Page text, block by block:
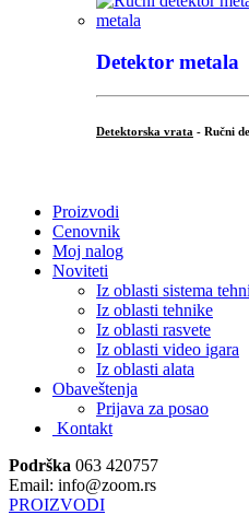
Detektor metala
Detektorska vrata - Ručni
Proizvodi
Cenovnik
Moj nalog
Noviteti
Iz oblasti sistema
Iz oblasti tehnike
Iz oblasti rasvete
Iz oblasti video igara
Iz oblasti alata
Obaveštenja
Prijava za posao
Kontakt
Podrška 063 420757
Email: info@zoom.rs
PROIZVODI